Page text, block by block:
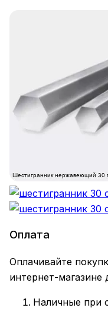
Оплата
Оплачивайте
интернет-магазине
Наличные при